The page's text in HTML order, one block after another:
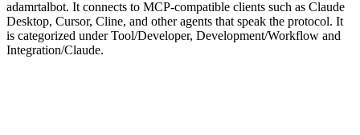
adamrtalbot. It connects to MCP-compatible clients such as Claude
Desktop, Cursor, Cline, and other agents that speak the protocol. It
is categorized under Tool/Developer, Development/Workflow and
Integration/Claude.